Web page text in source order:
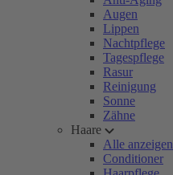
Augen
Lippen
Nachtpflege
Tagespflege
Rasur
Reinigung
Sonne
Zähne
Haare
Alle anzeigen
Conditioner